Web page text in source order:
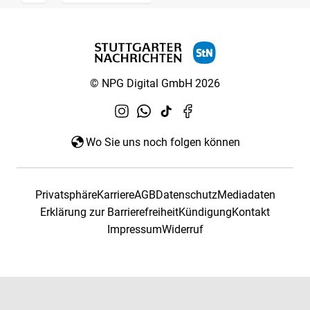
© NPG Digital GmbH 2026
Wo Sie uns noch folgen können
PrivatsphäreKarriereAGBDatenschutzMediadaten
Erklärung zur BarrierefreiheitKündigungKontakt
ImpressumWiderruf